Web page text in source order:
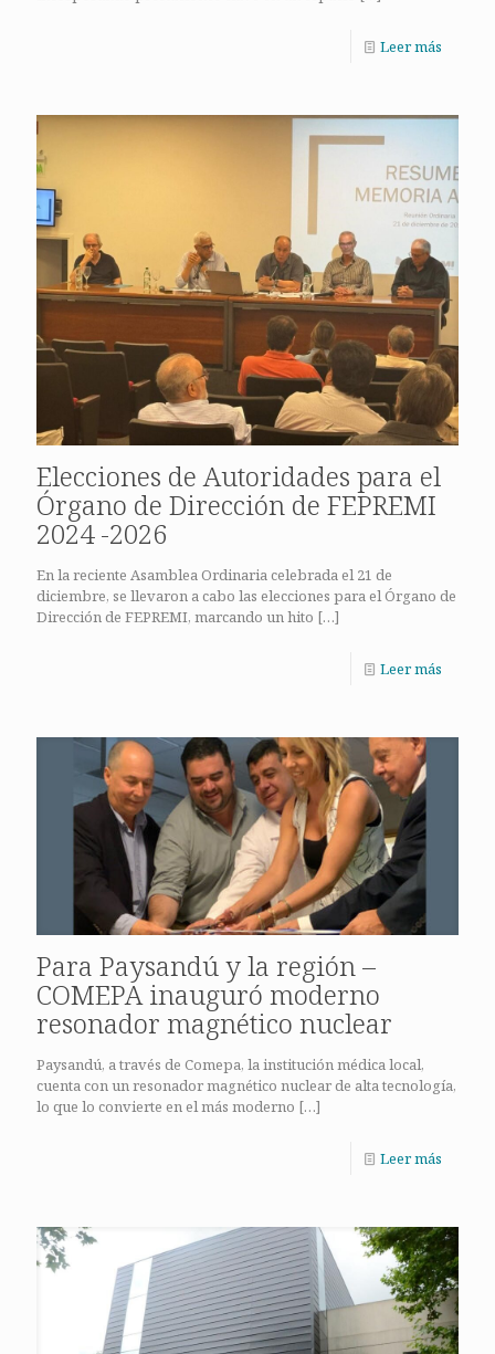
Leer más
Elecciones de Autoridades para el
Órgano de Dirección de FEPREMI
2024 -2026
En la reciente Asamblea Ordinaria celebrada el 21 de
diciembre, se llevaron a cabo las elecciones para el Órgano de
Dirección de FEPREMI, marcando un hito […]
Leer más
Para Paysandú y la región –
COMEPA inauguró moderno
resonador magnético nuclear
Paysandú, a través de Comepa, la institución médica local,
cuenta con un resonador magnético nuclear de alta tecnología,
lo que lo convierte en el más moderno […]
Leer más